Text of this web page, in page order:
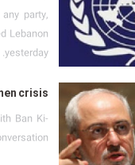
party,
Lebanon
yesterday.
crisis
Ban Ki-